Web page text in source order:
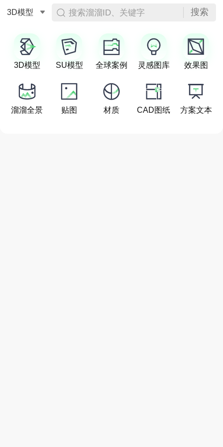
3D模型 搜索溜溜ID、关键字 搜索
3D模型 SU模型 全球案例 灵感图库 效果图
溜溜全景 贴图 材质 CAD图纸 方案文本